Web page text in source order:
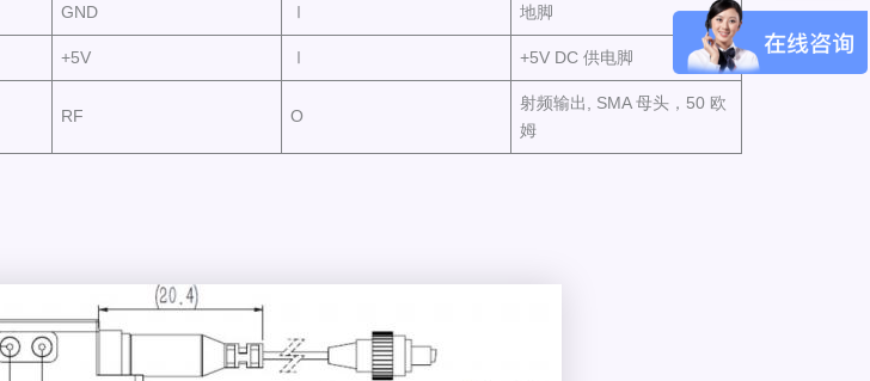
GND Ⅰ 地脚
+5V Ⅰ +5V DC 供电脚
RF O
射频输出, SMA 母头，50 欧
姆